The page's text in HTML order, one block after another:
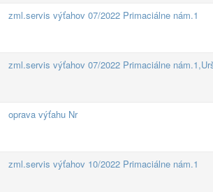
zml.servis výťahov 07/2022 Primaciálne nám.1
zml.servis výťahov 07/2022 Primaciálne
oprava výťahu Nr
zml.servis výťahov 10/2022 Primaciálne nám.1